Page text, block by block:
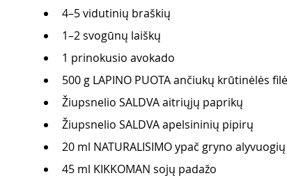
4–5 vidutinių braškių
1–2 svogūnų laiškų
1 prinokusio avokado
500 g LAPINO PUOTA ančiukų krūtinėlės filė
Žiupsnelio SALDVA aitriųjų paprikų
Žiupsnelio SALDVA apelsininių pipirų
20 ml NATURALISIMO ypač gryno
45 ml KIKKOMAN sojų padažo